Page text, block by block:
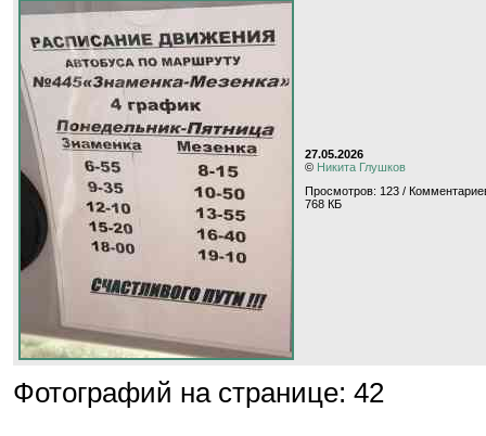
27.05.2026
© Никита Глушков
Просмотров: 123 /
768 КБ
Фотографий на странице: 42